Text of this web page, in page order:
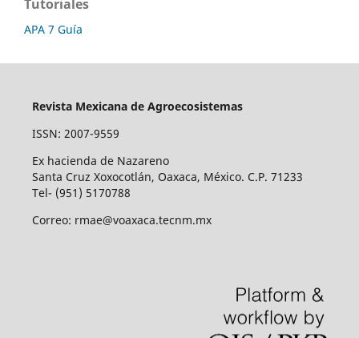
Tutoriales
APA 7 Guía
Revista Mexicana de Agroecosistemas
ISSN: 2007-9559
Ex hacienda de Nazareno
Santa Cruz Xoxocotlán, Oaxaca, México. C.P. 71233
Tel- (951) 5170788
Correo: rmae@voaxaca.tecnm.mx